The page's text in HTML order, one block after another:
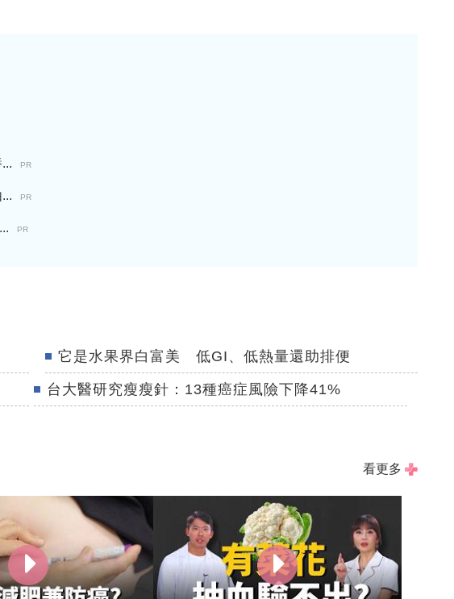
PR
PR
PR
它是水果界白富美 低GI、低熱量還助排便
台大醫研究瘦瘦針：13種癌症風險下降41%
看更多